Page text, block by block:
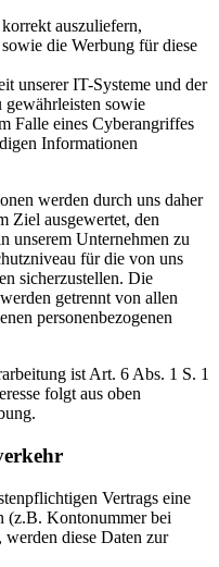
auszuliefern,
die Werbung für diese
unserer IT-Systeme und der
gewährleisten sowie
Falle eines Cyberangriffes
Informationen
werden durch uns daher
Ziel ausgewertet, den
unserem Unternehmen zu
für die von uns
sicherzustellen. Die
getrennt von allen
personenbezogenen
ist Art. 6 Abs. 1 S. 1
folgt aus oben
Vertrags eine
(z.B. Kontonummer bei
diese Daten zur